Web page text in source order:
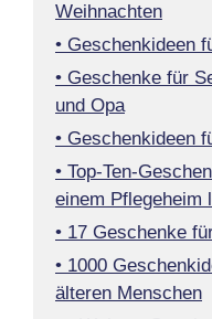
Weihnachten
• Geschenkideen
• Geschenke für
und Opa
• Geschenkideen
• Top-Ten-
einem Pflegeheim
• 17 Geschenke
• 1000
älteren Menschen